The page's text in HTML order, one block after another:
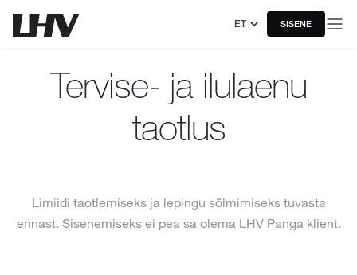
ET SISENE
Tervise- ja ilulaenu
taotlus
Limiidi taotlemiseks ja lepingu sõlmimiseks tuvasta
ennast. Sisenemiseks ei pea sa olema LHV Panga klient.